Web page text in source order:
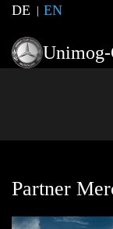
DE EN
Unimog-
Partner